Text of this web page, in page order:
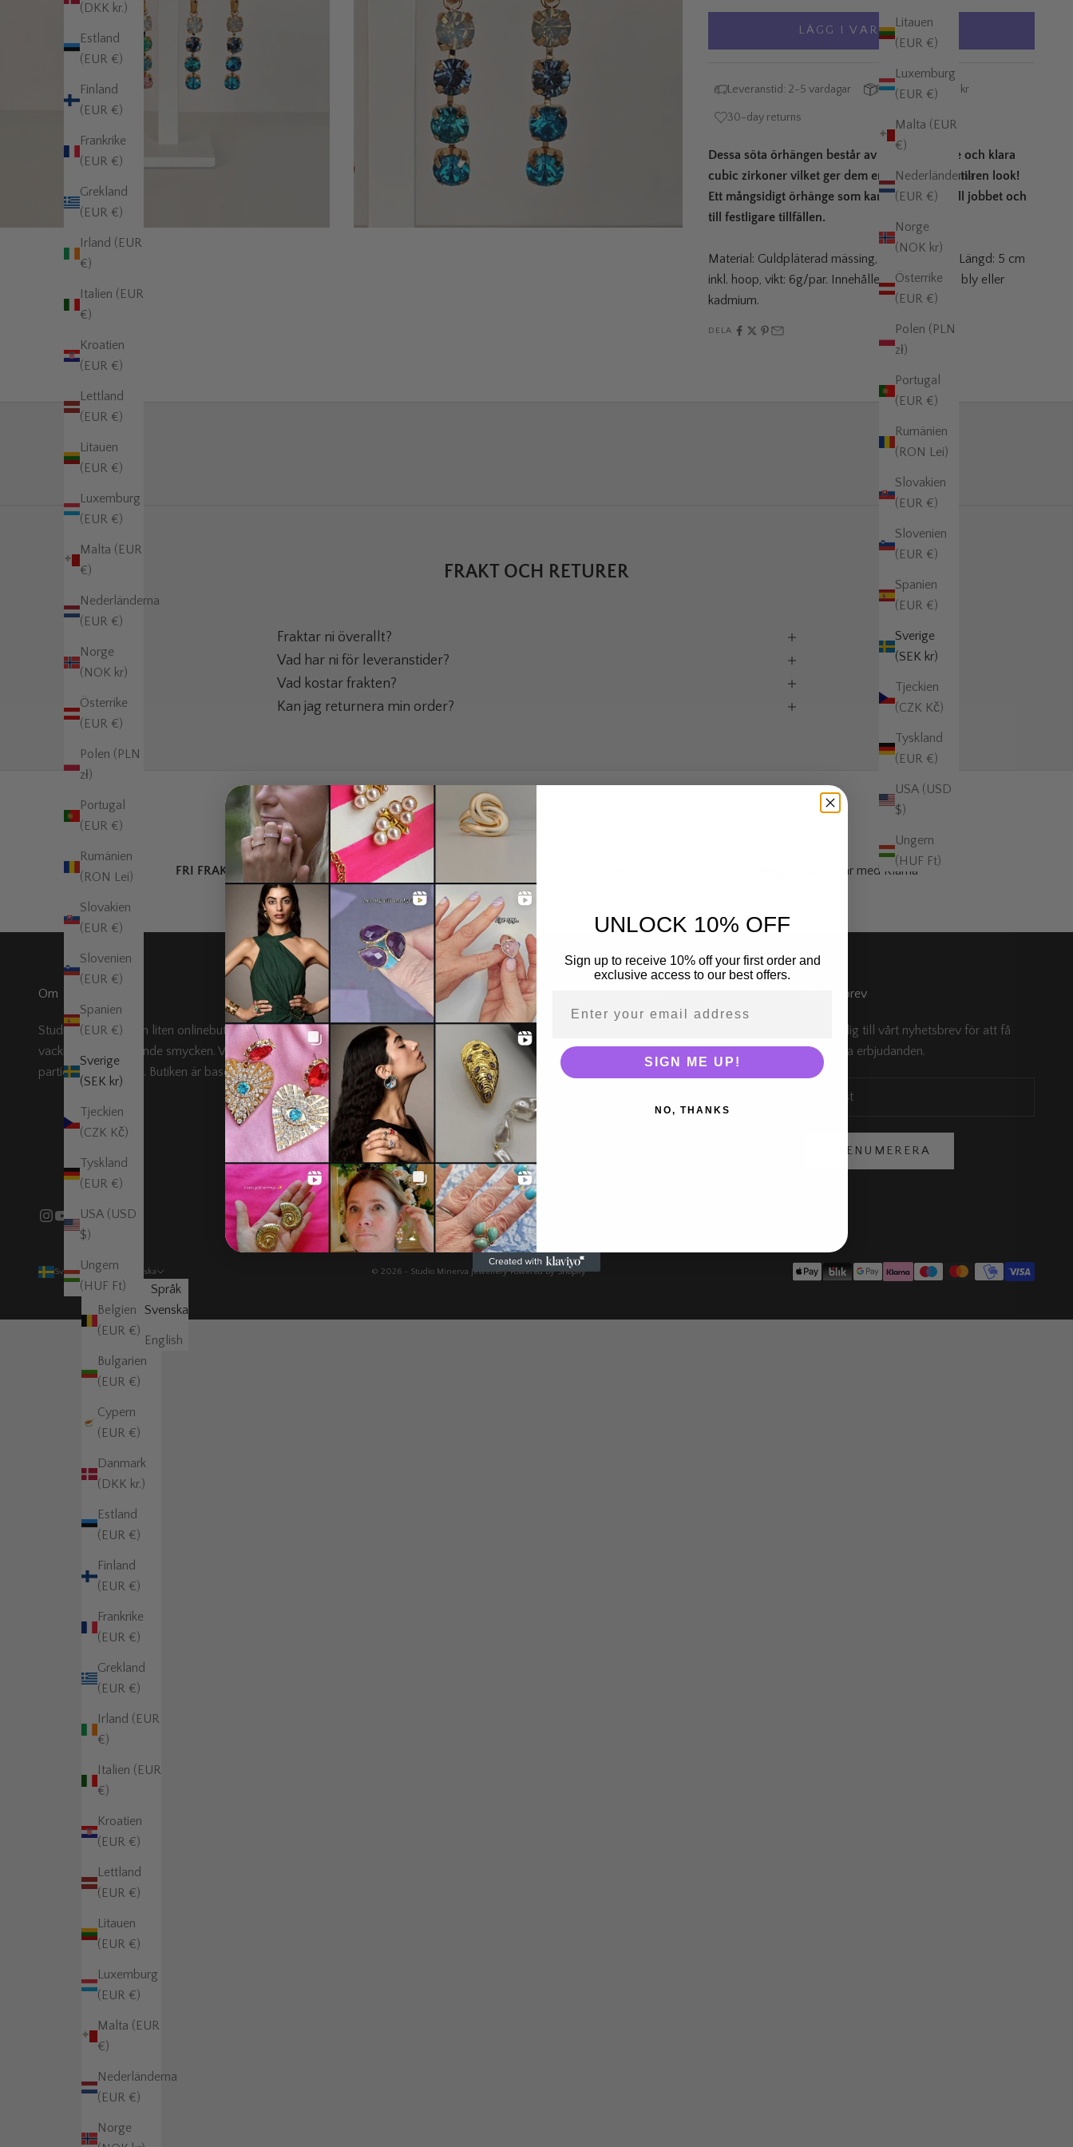
Litauen
(EUR €)
Luxemburg
(EUR €)
Malta (EUR
€)
Nederländerna
(EUR €)
Norge
(NOK kr)
Österrike
(EUR €)
Polen (PLN
zł)
Portugal
(EUR €)
Rumänien
(RON Lei)
Slovakien
(EUR €)
Slovenien
(EUR €)
Spanien
(EUR €)
Sverige
(SEK kr)
Tjeckien
(CZK Kč)
Tyskland
(EUR €)
USA (USD
$)
Ungern
(HUF Ft)
(DKK kr.)
Estland
(EUR €)
Finland
(EUR €)
Frankrike
(EUR €)
Grekland
(EUR €)
Irland (EUR
€)
Italien (EUR
€)
Kroatien
(EUR €)
Lettland
(EUR €)
Litauen
(EUR €)
Luxemburg
(EUR €)
Malta (EUR
€)
Nederländerna
(EUR €)
Norge
(NOK kr)
Österrike
(EUR €)
Polen (PLN
zł)
Portugal
(EUR €)
Rumänien
(RON Lei)
Slovakien
(EUR €)
Slovenien
(EUR €)
Spanien
(EUR €)
Sverige
(SEK kr)
Tjeckien
(CZK Kč)
Tyskland
(EUR €)
USA (USD
$)
Ungern
(HUF Ft)
LÄGG I VARUKORGEN
Leveranstid: 2-5 vardagar Fri frakt över 995 kr
30-day returns
Dessa söta örhängen består av både dimmade och klara
cubic zirkoner vilket ger dem en elegant och stilren look!
Ett mångsidigt örhänge som kan bäras både till jobbet och
till festligare tillfällen.
Material: Guldpläterad mässing, cubic zirconia. Längd: 5 cm
inkl. hoop, vikt: 6g/par. Innehåller varken nickel, bly eller
kadmium.
DELA
FRAKT OCH RETURER
Fraktar ni överallt?
Vad har ni för leveranstider?
Vad kostar frakten?
Kan jag returnera min order?
FRI FRAKT över 995 kr 30-dagar Trygga betalningar med Klarna
Om
Studio Minerva är en liten onlinebutik som erbjuder
vackra och förtrollande smycken. Vi tar bara in små
partier av varje vara. Butiken är baserad i Sverige.
Customer services
Betalning och frakt
Returpolicy
Kontakt
Nyhetsbrev
Anmäl dig till vårt nyhetsbrev för att få
exklusiva erbjudanden.
PRENUMERERA
Sverige (SEK kr)
Land
Belgien
(EUR €)
Bulgarien
(EUR €)
Cypern
(EUR €)
Danmark
(DKK kr.)
Estland
(EUR €)
Finland
(EUR €)
Frankrike
(EUR €)
Grekland
(EUR €)
Irland (EUR
€)
Italien (EUR
€)
Kroatien
(EUR €)
Lettland
(EUR €)
Litauen
(EUR €)
Luxemburg
(EUR €)
Malta (EUR
€)
Nederländerna
(EUR €)
Norge
Svenska
Språk
Svenska
English
© 2026 - Studio Minerva jewelleryPowered by Shopify
UNLOCK 10% OFF
Sign up to receive 10% off your first order and
exclusive access to our best offers.
SIGN ME UP!
NO, THANKS